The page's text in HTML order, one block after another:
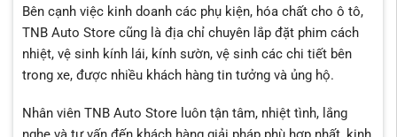
Bên cạnh việc kinh doanh các phụ kiện, hóa chất cho ô tô,
TNB Auto Store cũng là địa chỉ chuyên lắp đặt phim cách
nhiệt, vệ sinh kính lái, kính sườn, vệ sinh các chi tiết bên
trong xe, được nhiều khách hàng tin tưởng và ủng hộ.
Nhân viên TNB Auto Store luôn tận tâm, nhiệt tình, lắng